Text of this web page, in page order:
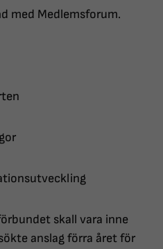
med Medlemsforum.
skall vara inne
anslag förra året för